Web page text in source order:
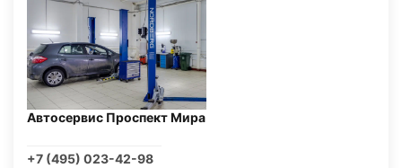
Автосервис Проспект Мира
+7 (495) 023-42-98